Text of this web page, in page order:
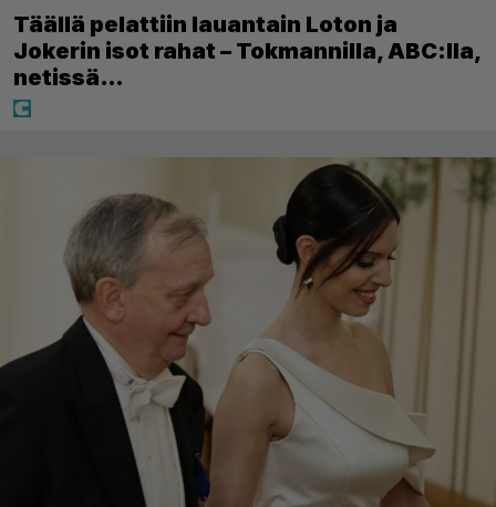
Täällä pelattiin lauantain Loton ja
Jokerin isot rahat – Tokmannilla, ABC:lla,
netissä…